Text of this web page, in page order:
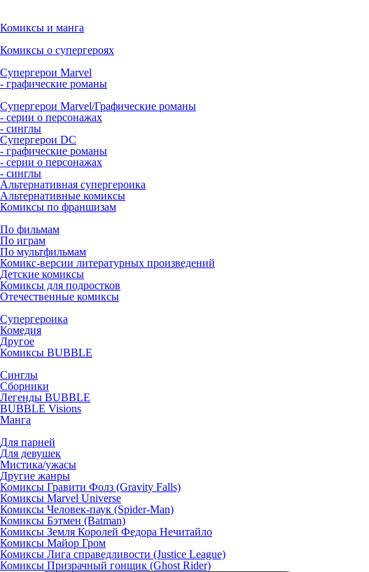
Комиксы и манга
Комиксы о супергероях
Супергерои Marvel
- графические романы
Супергерои Marvel/Графические романы
- серии о персонажах
- синглы
Супергерои DC
- графические романы
- серии о персонажах
- синглы
Альтернативная супергероика
Альтернативные комиксы
Комиксы по франшизам
По фильмам
По играм
По мультфильмам
Комикс-версии литературных произведений
Детские комиксы
Комиксы для подростков
Отечественные комиксы
Супергероика
Комедия
Другое
Комиксы BUBBLE
Синглы
Сборники
Легенды BUBBLE
BUBBLE Visions
Манга
Для парней
Для девушек
Мистика/ужасы
Другие жанры
Комиксы Гравити Фолз (Gravity Falls)
Комиксы Marvel Universe
Комиксы Человек-паук (Spider-Man)
Комиксы Бэтмен (Batman)
Комиксы Земля Королей Федора Нечитайло
Комиксы Майор Гром
Комиксы Лига справедливости (Justice League)
Комиксы Призрачный гонщик (Ghost Rider)